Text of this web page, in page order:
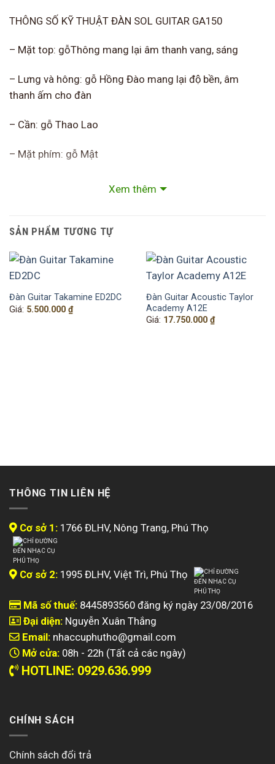
THÔNG SỐ KỸ THUẬT ĐÀN SOL GUITAR GA150
– Mặt top: gỗThông mang lại âm thanh vang, sáng
– Lưng và hông: gỗ Hồng Đào mang lại độ bền, âm
thanh ấm cho đàn
– Cần: gỗ Thao Lao
– Mặt phím: gỗ Mật
Xem thêm
SẢN PHẨM TƯƠNG TỰ
Đàn Guitar Takamine ED2DC
Giá: 5.500.000 ₫
Đàn Guitar Acoustic Taylor
Academy A12E
Giá: 17.750.000 ₫
THÔNG TIN LIÊN HỆ
Cơ sở 1: 1766 ĐLHV, Nông Trang, Phú Thọ
Cơ sở 2: 1995 ĐLHV, Việt Trì, Phú Thọ
Mã số thuế: 8445893560 đăng ký ngày 23/08/2016
Đại diện: Nguyễn Xuân Thắng
Email: nhaccuphutho@gmail.com
Mở cửa: 08h - 22h (Tất cả các ngày)
HOTLINE: 0929.636.999
CHÍNH SÁCH
Chính sách đổi trả